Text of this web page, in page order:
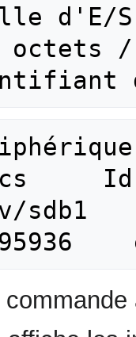
d'E/S
octets
Id
sdb1